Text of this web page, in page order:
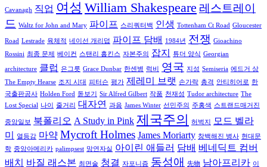
Cavanagh 직업 여성 William Shakespeare 레스트레이
드
Waltz for John and Mary 파이프 스리쿼터백 인생 Tottenham Ct Road Gloucester
Road Lestrade 육체적 네이선 개리덥 파이프 담배 1984년 전쟁 Gioachino
Rossini 최종 문제 베이컨 스탠리 홉킨스 자본주의 잡지 튜더 양식 Georgian
architecture 클럽 은그릇 Grace Dunbar 한센병 럭비 영국 지성 Semiseria 에드거 상
The Empty Hearse 조지 시대 피터슨 평가 제레미 브랫 손가락 총격 안티히어로
한
국출판공사 Holden Ford 돋보기 Sir Alfred Gilbert 작품 천재성 Tudor architecture The
Lost Special
나이 줄거리 대자연 과음 James Winter 선민주의 주홍색 스트랜드매거진
중앙일보 북폴리오 A Study in Pink 제국주의 허벅지
모드 벨라
미
열등감 마약 Mycroft Holmes James Moriarty 창백해진 병사 현대문
학 중앙아메리카 palimpsest 망연자실 아이린 애들러 담배 베네딕트 컴버
배치
바질 래스본 최면술 청결 자포니즘 동성애 先物 남아프리카 이